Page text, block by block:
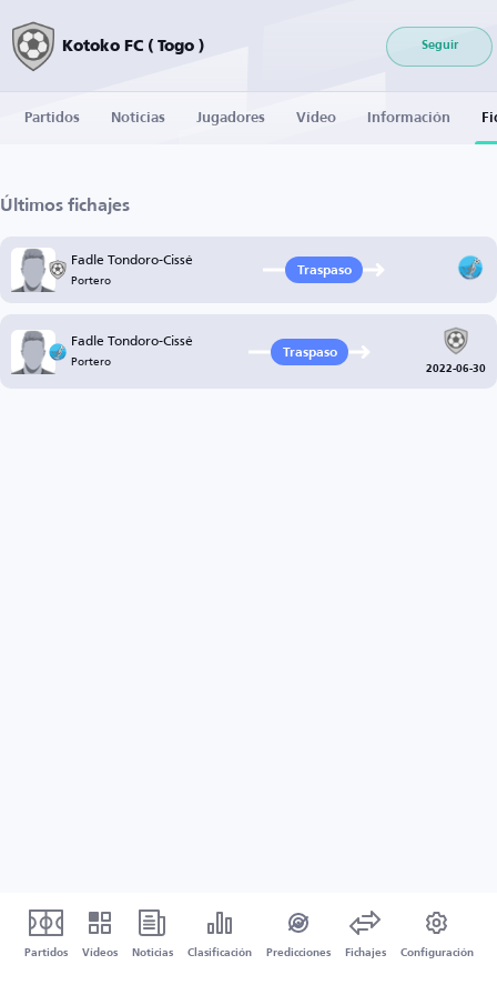
Kotoko FC ( Togo ) Seguir
Partidos Noticias Jugadores Vídeo Información
Últimos fichajes
Fadle Tondoro-Cissé
Portero Traspaso
Fadle Tondoro-Cissé
Portero Traspaso
2022-06-30
Partidos Vídeos Noticias Clasificación Predicciones Fichajes Configuración